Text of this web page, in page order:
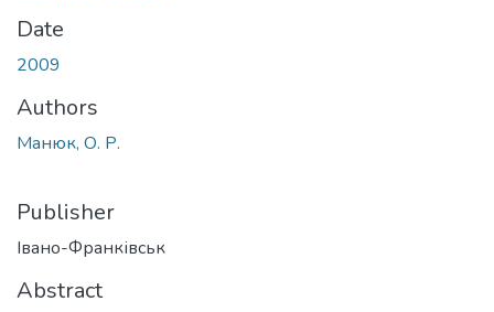
Date
2009
Authors
Манюк, О. Р.
Publisher
Івано-Франківськ
Abstract